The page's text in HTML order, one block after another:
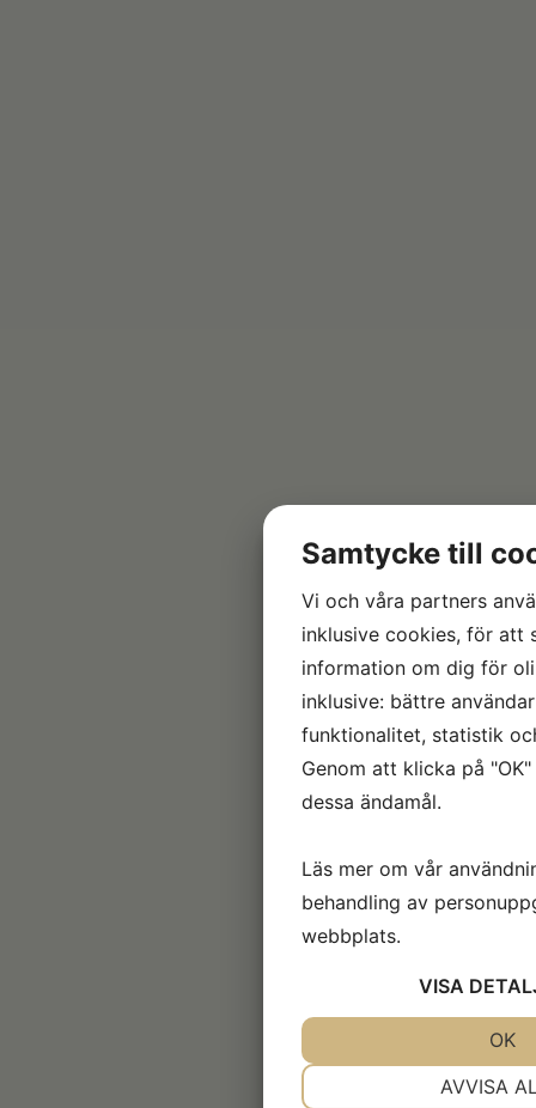
Samtycke till
Vi och våra partners
inklusive cookies, för att
information om dig för
inklusive: bättre
funktionalitet, statistik
Genom att klicka på
dessa ändamål.
Läs mer om vår
behandling av
webbplats.
VISA
AVVISA
OK